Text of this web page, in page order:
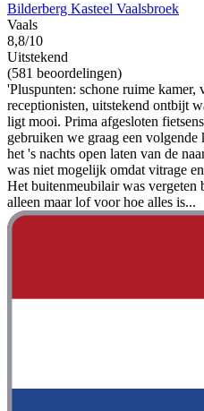
Bilderberg Kasteel Vaalsbroek
Vaals
8,8/10
Uitstekend
(581 beoordelingen)
'Pluspunten: schone ruime
receptionisten, uitstekend ontbijt
ligt mooi. Prima afgesloten
gebruiken we graag een
het 's nachts open laten van de
was niet mogelijk omdat vitrage
Het buitenmeubilair was vergeten
alleen maar lof voor hoe alles is...